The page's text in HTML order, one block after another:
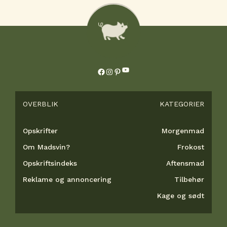
Facebook
Instagram
Pinterest
YouTube
OVERBLIK
Opskrifter
Om Madsvin?
Opskriftsindeks
Reklame og annoncering
KATEGORIER
Morgenmad
Frokost
Aftensmad
Tilbehør
Kage og sødt